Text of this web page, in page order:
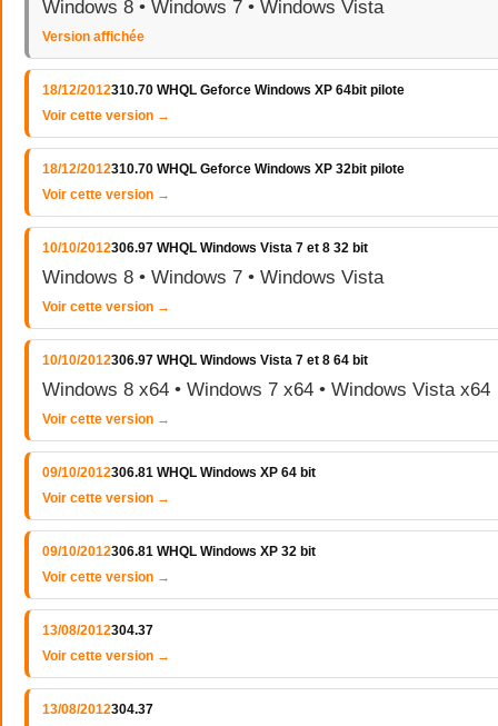
Windows 8 • Windows 7 • Windows Vista
Version affichée
18/12/2012310.70 WHQL Geforce Windows XP 64bit pilote
Voir cette version →
18/12/2012310.70 WHQL Geforce Windows XP 32bit pilote
Voir cette version →
10/10/2012306.97 WHQL Windows Vista 7 et 8 32 bit
Windows 8 • Windows 7 • Windows Vista
Voir cette version →
10/10/2012306.97 WHQL Windows Vista 7 et 8 64 bit
Windows 8 x64 • Windows 7 x64 • Windows Vista x64
Voir cette version →
09/10/2012306.81 WHQL Windows XP 64 bit
Voir cette version →
09/10/2012306.81 WHQL Windows XP 32 bit
Voir cette version →
13/08/2012304.37
Voir cette version →
13/08/2012304.37